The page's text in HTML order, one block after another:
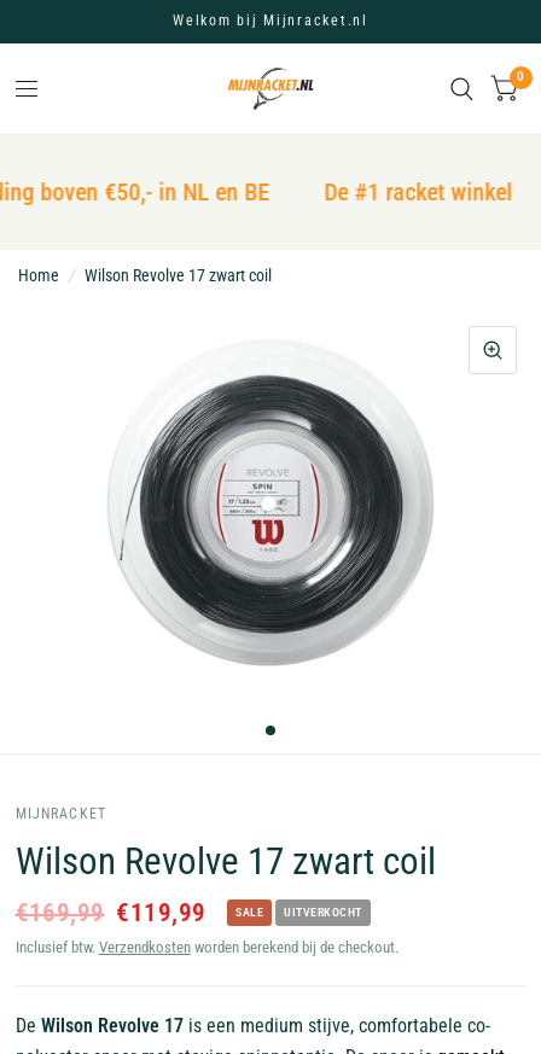
Welkom bij Mijnracket.nl
0
boven €50,- in NL en BE De #1 racket winkel
Home / Wilson Revolve 17 zwart coil
MIJNRACKET
Wilson Revolve 17 zwart coil
€169,99 €119,99 SALE UITVERKOCHT
Inclusief btw. Verzendkostenworden berekend bij de checkout.
De Wilson Revolve 17is een medium stijve, comfortabele co-